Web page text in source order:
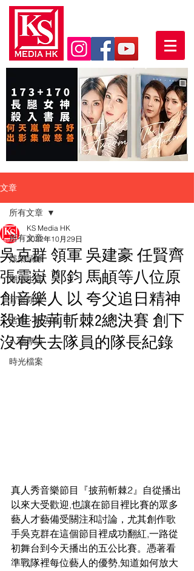
文章
所有文章
娛樂頭條
潮流生活
音樂頻道
活動・好去處
人物專訪
時光檔案
所有文章
吳克群 領軍 吳建豪 任賢齊
張震嶽 鄭鈞 馬頔等八位原
創音樂人 以 夸父追日精神
殺進披荊斬棘2總決賽 創下
沒有失去隊員的隊長紀錄
KS Media HK
2022年10月29日
真人秀音樂節目『披荊斬棘2』自從播出
以來大受歡迎,也讓在節目裡比賽的眾多
藝人才藝備受關注和討論，尤其創作歌
手吳克群在這個節目裡成功翻紅,一路從
初舞台到今天播出的五公比賽。憑著看
準戰隊裡每位藝人的優勢,知道如何放大